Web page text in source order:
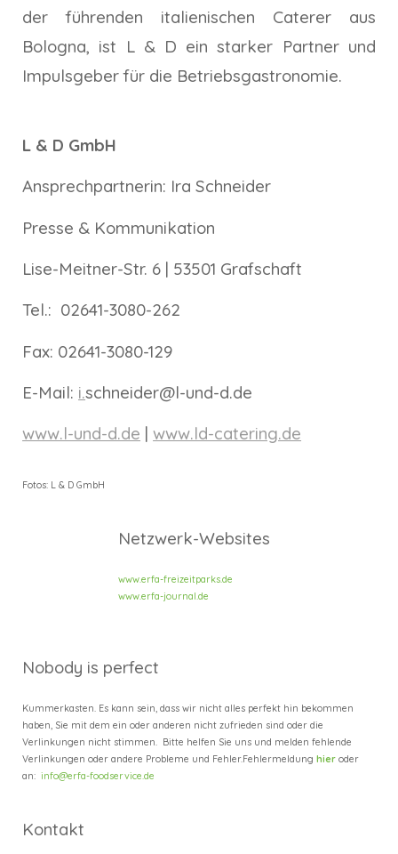
der führenden italienischen Caterer aus
Bologna, ist L & D ein starker Partner und
Impulsgeber für die Betriebsgastronomie.
L & D GmbH
Ansprechpartnerin: Ira Schneider
Presse & Kommunikation
Lise-Meitner-Str. 6 | 53501 Grafschaft
Tel.: 02641-3080-262
Fax: 02641-3080-129
E-Mail: i.schneider@l-und-d.de
www.l-und-d.de | www.ld-catering.de
Fotos: L & D GmbH
Netzwerk-Websites
www.erfa-freizeitparks.de
www.erfa-journal.de
Nobody is perfect
Kummerkasten. Es kann sein, dass wir nicht alles perfekt hin bekommen
haben, Sie mit dem ein oder anderen nicht zufrieden sind oder die
Verlinkungen nicht stimmen. Bitte helfen Sie uns und melden fehlende
Verlinkungen oder andere Probleme und Fehler.Fehlermeldunghier oder
an:info@erfa-foodservice.de
Kontakt